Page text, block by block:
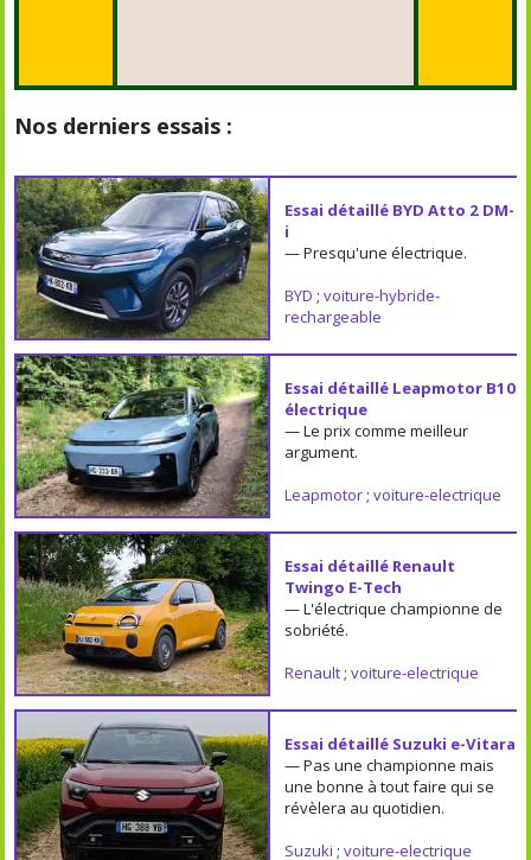
Nos derniers essais :
Essai détaillé BYD Atto 2 DM-
i
— Presqu'une électrique.
BYD ; voiture-hybride-
rechargeable
Essai détaillé Leapmotor B10
électrique
— Le prix comme meilleur
argument.
Leapmotor; voiture-electrique
Essai détaillé Renault
Twingo E-Tech
— L'électrique championne de
sobriété.
Renault; voiture-electrique
Essai détaillé Suzuki e-Vitara
— Pas une championne mais
une bonne à tout faire qui se
révèlera au quotidien.
Suzuki ; voiture-electrique